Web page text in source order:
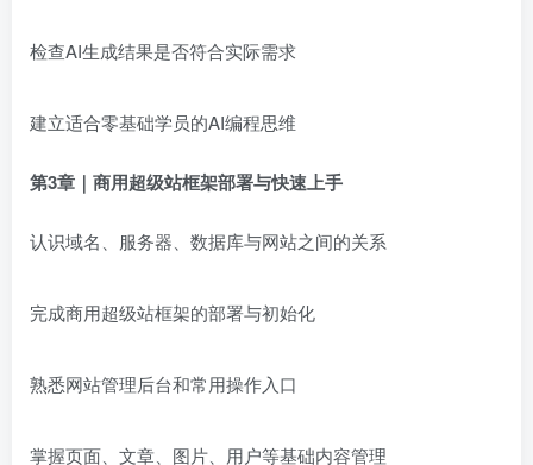
检查AI生成结果是否符合实际需求
建立适合零基础学员的AI编程思维
第3章｜商用超级站框架部署与快速上手
认识域名、服务器、数据库与网站之间的关系
完成商用超级站框架的部署与初始化
熟悉网站管理后台和常用操作入口
掌握页面、文章、图片、用户等基础内容管理